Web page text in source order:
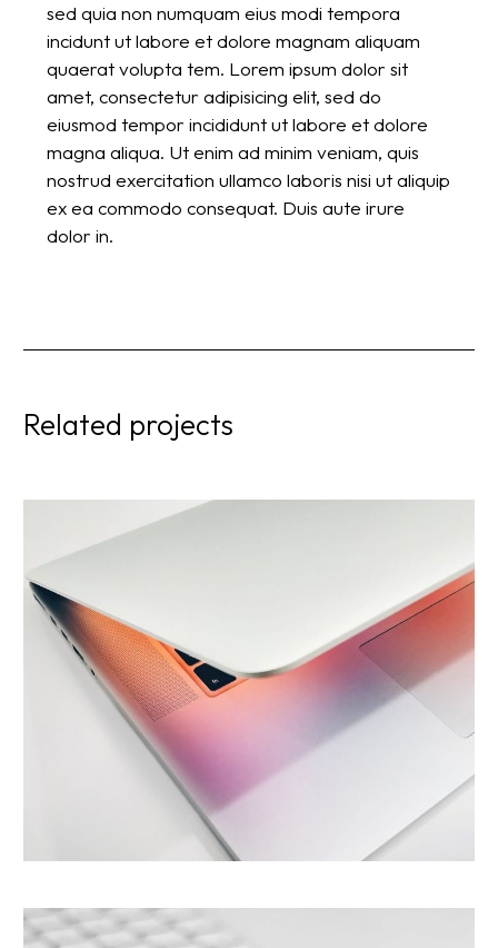
sed quia non numquam eius modi tempora
incidunt ut labore et dolore magnam aliquam
quaerat volupta tem. Lorem ipsum dolor sit
amet, consectetur adipisicing elit, sed do
eiusmod tempor incididunt ut labore et dolore
magna aliqua. Ut enim ad minim veniam, quis
nostrud exercitation ullamco laboris nisi ut aliquip
ex ea commodo consequat. Duis aute irure
dolor in.
Related projects